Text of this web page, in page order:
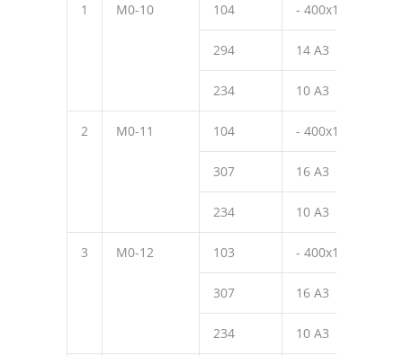
1 М0-10 104 - 400х10
294 14 А3
234 10 А3
2 М0-11 104 - 400х10
307 16 А3
234 10 А3
3 М0-12 103 - 400х10
307 16 А3
234 10 А3